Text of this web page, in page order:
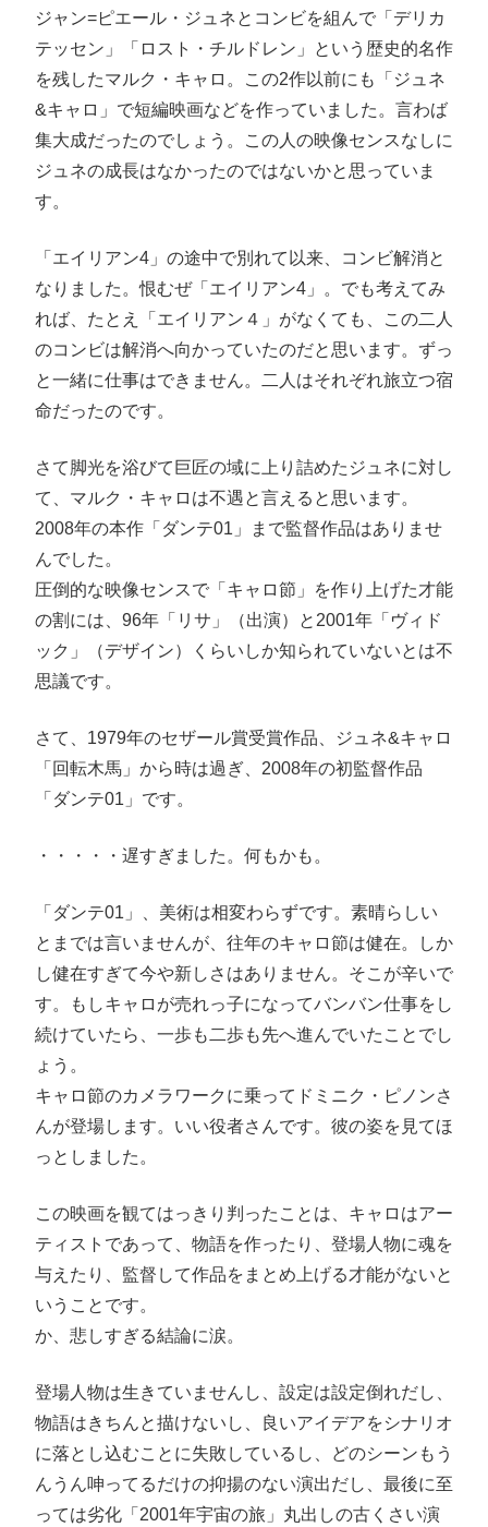
ジャン=ピエール・ジュネとコンビを組んで「デリカ
テッセン」「ロスト・チルドレン」という歴史的名作
を残したマルク・キャロ。この2作以前にも「ジュネ
&キャロ」で短編映画などを作っていました。言わば
集大成だったのでしょう。この人の映像センスなしに
ジュネの成長はなかったのではないかと思っていま
す。
「エイリアン4」の途中で別れて以来、コンビ解消と
なりました。恨むぜ「エイリアン4」。でも考えてみ
れば、たとえ「エイリアン４」がなくても、この二人
のコンビは解消へ向かっていたのだと思います。ずっ
と一緒に仕事はできません。二人はそれぞれ旅立つ宿
命だったのです。
さて脚光を浴びて巨匠の域に上り詰めたジュネに対し
て、マルク・キャロは不遇と言えると思います。
2008年の本作「ダンテ01」まで監督作品はありませ
んでした。
圧倒的な映像センスで「キャロ節」を作り上げた才能
の割には、96年「リサ」（出演）と2001年「ヴィド
ック」（デザイン）くらいしか知られていないとは不
思議です。
さて、1979年のセザール賞受賞作品、ジュネ&キャロ
「回転木馬」から時は過ぎ、2008年の初監督作品
「ダンテ01」です。
・・・・・遅すぎました。何もかも。
「ダンテ01」、美術は相変わらずです。素晴らしい
とまでは言いませんが、往年のキャロ節は健在。しか
し健在すぎて今や新しさはありません。そこが辛いで
す。もしキャロが売れっ子になってバンバン仕事をし
続けていたら、一歩も二歩も先へ進んでいたことでし
ょう。
キャロ節のカメラワークに乗ってドミニク・ピノンさ
んが登場します。いい役者さんです。彼の姿を見てほ
っとしました。
この映画を観てはっきり判ったことは、キャロはアー
ティストであって、物語を作ったり、登場人物に魂を
与えたり、監督して作品をまとめ上げる才能がないと
いうことです。
か、悲しすぎる結論に涙。
登場人物は生きていませんし、設定は設定倒れだし、
物語はきちんと描けないし、良いアイデアをシナリオ
に落とし込むことに失敗しているし、どのシーンもう
んうん呻ってるだけの抑揚のない演出だし、最後に至
っては劣化「2001年宇宙の旅」丸出しの古くさい演